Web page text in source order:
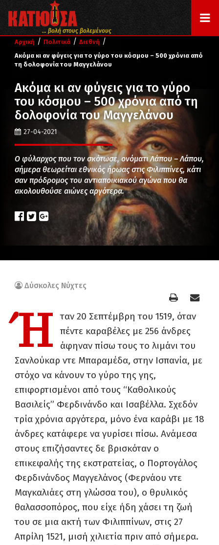
... βολή στους βολεμένους
Αρχική / Πολιτικά / Διεθνή /
Ακόμα κι αν φύγεις για το γύρο του κόσμου – 500 χρόνια από
τη δολοφονία του Μαγγελάνου
Ακόμα κι αν φύγεις για το γύρο
του κόσμου – 500 χρόνια από τη
δολοφονία του Μαγγελάνου
27-04-2021
Ο φύλαρχος που τον σκότωσε, ονόματι Λάπου – Λάπου,
σήμερα θεωρείται εθνικός ήρωας στις Φιλιππίνες, κάτι
σαν πρόδρομος του αντιαποικιακού αγώνα που θα
ακολουθούσε αιώνες αργότερα.
Δύσκολες Νύχτες
Ή
ταν 20 Σεπτέμβρη του 1519, όταν
πέντε καραβέλες με 256 άνδρες
άφηναν πίσω τους το λιμάνι του
Σανλούκαρ ντε Μπαραμέδα, στην Ισπανία, με
στόχο να κάνουν το γύρο της γης,
επιφορτισμένοι από τους “Καθολικούς
Βασιλείς” Φερδινάνδο και Ισαβέλλα. Σχεδόν
τρία χρόνια αργότερα, μόνο ένα καράβι με 18
άνδρες κατάφερε να γυρίσει πίσω. Ανάμεσα
στους επιζήσαντες δε βρισκόταν ο
επικεφαλής της εκστρατείας, ο Πορτογάλος
Φερδινάνδος Μαγγελάνος (Φερνάου ντε
Μαγκαλιάες στη γλώσσα του), ο θρυλικός
θαλασσοπόρος, που είχε ήδη χάσει τη ζωή
του σε μια ακτή των Φιλιππίνων, στις 27
Απρίλη 1521, μισή χιλιετία πριν από σήμερα.